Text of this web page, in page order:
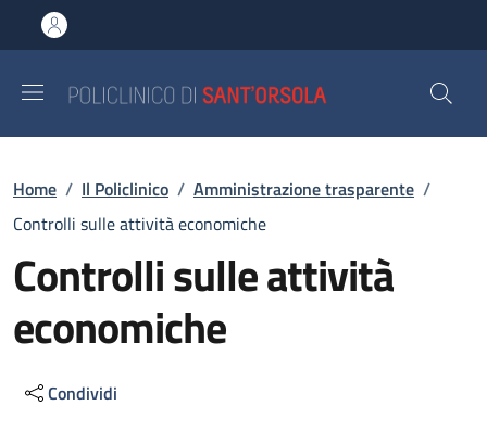
al contenuto principale
to footer content
Briciole di pane
Home / Il Policlinico / Amministrazione trasparente /
Controlli sulle attività economiche
Controlli sulle attività
economiche
Condividi